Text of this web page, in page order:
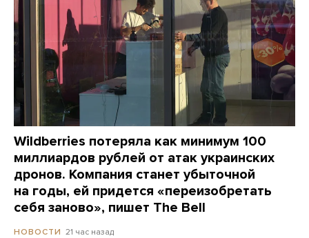
Wildberries потеряла как минимум 100
миллиардов рублей от атак украинских
дронов. Компания станет убыточной
на годы, ей придется «переизобретать
себя заново», пишет The Bell
НОВОСТИ 21 час назад